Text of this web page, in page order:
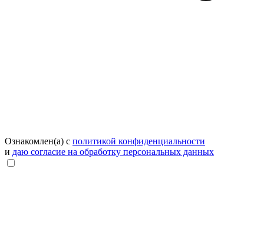
Ознакомлен(а) с политикой конфиденциальности
и даю согласие на обработку персональных данных